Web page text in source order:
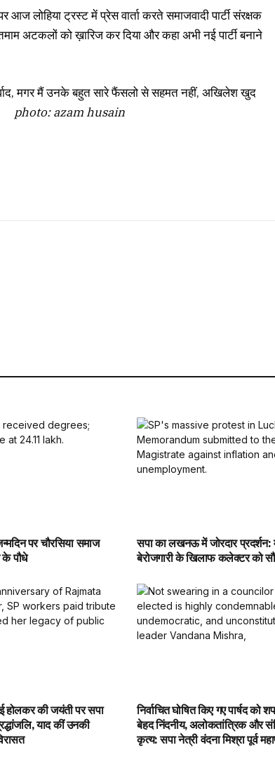
लोहिया ट्रस्ट में प्रेस वार्ता करते समाजवादी पार्टी संरक्षक
अटकलों को ख़ारिज कर दिया और कहा अभी नई पार्टी बनाने
मगर मैं उनके बहुत सारे फैंसलो से सहमत नहीं, अखिलेश खुद
photo: azam husain
पर चौरसिया समाज
के पौधे
सपा का लखनऊ में जोरदार प्रदर्शन:
बेरोजगारी के खिलाफ कलेक्टर को
होलकर की जयंती पर सपा
याद कीं उनकी
निर्वाचित घोषित किए गए पार्षद को
बेहद निंदनीय, अलोकतांत्रिक और
कृत्य: सपा नेत्री वंदना मिश्रा पूर्व